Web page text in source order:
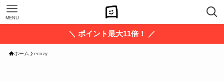
MENU
＼ ポイント最大11倍！ ／
ホーム ecozy